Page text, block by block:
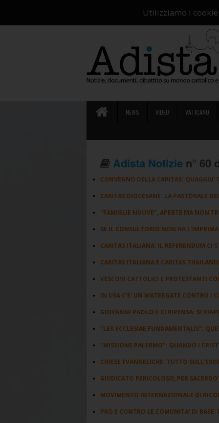
Utilizziamo i
NEWS VIDEO VATICANO
Adista Notizien° 60
CONVEGNO DELLA CARITAS: QUAGGIU'
CARITAS DIOCESANE: LA PASTORALE
"FAMIGLIE NUOVE", APERTE MA NON
SE IL CONSULTORIO NON HA
CARITAS ITALIANA: IL REFERENDUM CI
CARITAS ITALIANA E CARITAS
VESCOVI CATTOLICI E PROTESTANTI
IN USA C'E' UN WATERGATE CONTRO I
GIOVANNI PAOLO II CI RIPENSA: SI
"LEX ECCLESIAE FUNDAMENTALIS":
"MISSIONE PALERMO": QUANDO I
CHIESE EVANGELICHE: TUTTO
GIUDICATO PERICOLOSO, PER
MOVIMENTO INTERNAZIONALE DI
PRO E CONTRO LE COMUNITA' DI